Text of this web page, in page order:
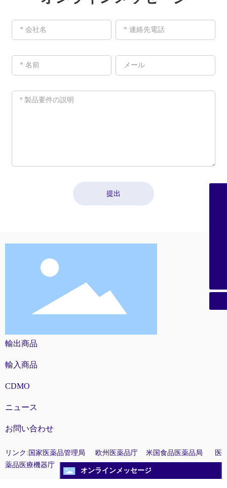
提出
輸出商品
輸入商品
CDMO
ニュース
お問い合わせ
リンク: 国家医薬品管理局 欧州医薬品庁 米国食品医薬品局
医
薬品医療機器庁
Sales@shzchem.com
オンラインメッセージ